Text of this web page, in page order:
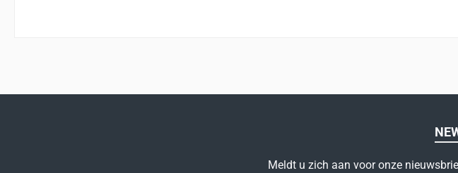
Meldt u zich aan voor onze